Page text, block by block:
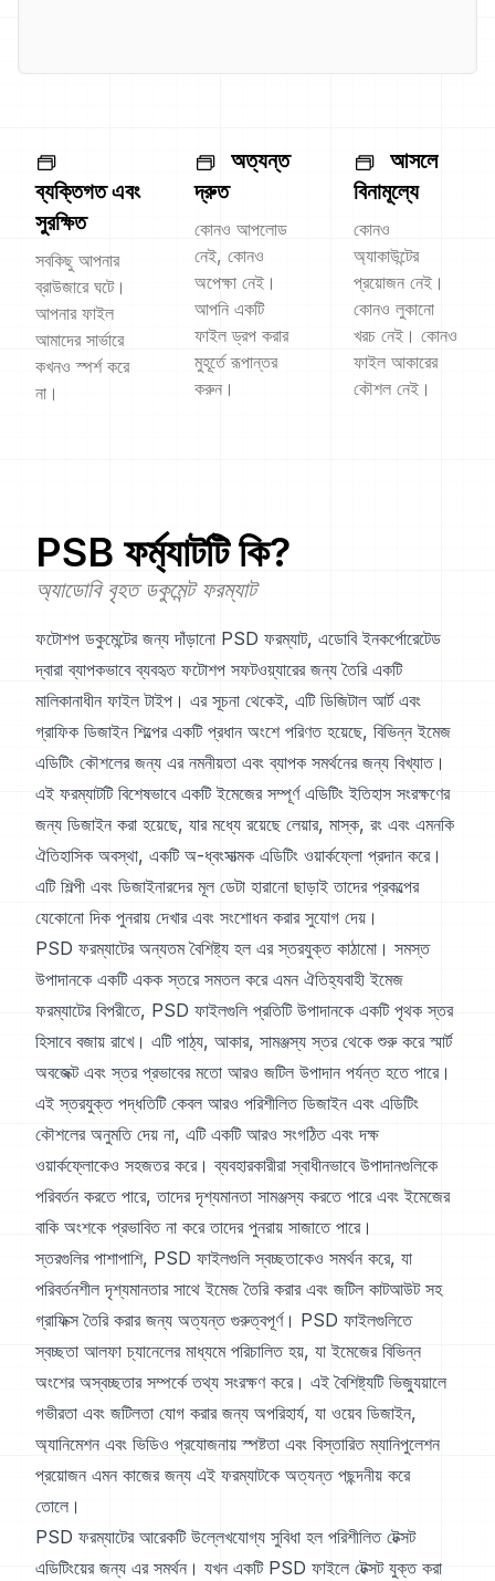
ব্যক্তিগত এবং
সুরক্ষিত
সবকিছু আপনার
ব্রাউজারে ঘটে।
আপনার ফাইল
আমাদের সার্ভারে
কখনও স্পর্শ করে
না।
অত্যন্ত
দ্রুত
কোনও আপলোড
নেই, কোনও
অপেক্ষা নেই।
আপনি একটি
ফাইল ড্রপ করার
মুহূর্তে রূপান্তর
করুন।
আসলে
বিনামূল্যে
কোনও
অ্যাকাউন্টের
প্রয়োজন নেই।
কোনও লুকানো
খরচ নেই। কোনও
ফাইল আকারের
কৌশল নেই।
PSB ফর্ম্যাটটি কি?
অ্যাডোবি বৃহত ডকুমেন্ট ফরম্যাট
ফটোশপ ডকুমেন্টের জন্য দাঁড়ানো PSD ফরম্যাট, এডোবি ইনকর্পোরেটেড
দ্বারা ব্যাপকভাবে ব্যবহৃত ফটোশপ সফটওয়্যারের জন্য তৈরি একটি
মালিকানাধীন ফাইল টাইপ। এর সূচনা থেকেই, এটি ডিজিটাল আর্ট এবং
গ্রাফিক ডিজাইন শিল্পের একটি প্রধান অংশে পরিণত হয়েছে, বিভিন্ন ইমেজ
এডিটিং কৌশলের জন্য এর নমনীয়তা এবং ব্যাপক সমর্থনের জন্য বিখ্যাত।
এই ফরম্যাটটি বিশেষভাবে একটি ইমেজের সম্পূর্ণ এডিটিং ইতিহাস সংরক্ষণের
জন্য ডিজাইন করা হয়েছে, যার মধ্যে রয়েছে লেয়ার, মাস্ক, রং এবং এমনকি
ঐতিহাসিক অবস্থা, একটি অ-ধ্বংসাত্মক এডিটিং ওয়ার্কফ্লো প্রদান করে।
এটি শিল্পী এবং ডিজাইনারদের মূল ডেটা হারানো ছাড়াই তাদের প্রকল্পের
যেকোনো দিক পুনরায় দেখার এবং সংশোধন করার সুযোগ দেয়।
PSD ফরম্যাটের অন্যতম বৈশিষ্ট্য হল এর স্তরযুক্ত কাঠামো। সমস্ত
উপাদানকে একটি একক স্তরে সমতল করে এমন ঐতিহ্যবাহী ইমেজ
ফরম্যাটের বিপরীতে, PSD ফাইলগুলি প্রতিটি উপাদানকে একটি পৃথক স্তর
হিসাবে বজায় রাখে। এটি পাঠ্য, আকার, সামঞ্জস্য স্তর থেকে শুরু করে স্মার্ট
অবজেক্ট এবং স্তর প্রভাবের মতো আরও জটিল উপাদান পর্যন্ত হতে পারে।
এই স্তরযুক্ত পদ্ধতিটি কেবল আরও পরিশীলিত ডিজাইন এবং এডিটিং
কৌশলের অনুমতি দেয় না, এটি একটি আরও সংগঠিত এবং দক্ষ
ওয়ার্কফ্লোকেও সহজতর করে। ব্যবহারকারীরা স্বাধীনভাবে উপাদানগুলিকে
পরিবর্তন করতে পারে, তাদের দৃশ্যমানতা সামঞ্জস্য করতে পারে এবং ইমেজের
বাকি অংশকে প্রভাবিত না করে তাদের পুনরায় সাজাতে পারে।
স্তরগুলির পাশাপাশি, PSD ফাইলগুলি স্বচ্ছতাকেও সমর্থন করে, যা
পরিবর্তনশীল দৃশ্যমানতার সাথে ইমেজ তৈরি করার এবং জটিল কাটআউট সহ
গ্রাফিক্স তৈরি করার জন্য অত্যন্ত গুরুত্বপূর্ণ। PSD ফাইলগুলিতে
স্বচ্ছতা আলফা চ্যানেলের মাধ্যমে পরিচালিত হয়, যা ইমেজের বিভিন্ন
অংশের অস্বচ্ছতার সম্পর্কে তথ্য সংরক্ষণ করে। এই বৈশিষ্ট্যটি ভিজ্যুয়ালে
গভীরতা এবং জটিলতা যোগ করার জন্য অপরিহার্য, যা ওয়েব ডিজাইন,
অ্যানিমেশন এবং ভিডিও প্রযোজনায় স্পষ্টতা এবং বিস্তারিত ম্যানিপুলেশন
প্রয়োজন এমন কাজের জন্য এই ফরম্যাটকে অত্যন্ত পছন্দনীয় করে
তোলে।
PSD ফরম্যাটের আরেকটি উল্লেখযোগ্য সুবিধা হল পরিশীলিত টেক্সট
এডিটিংয়ের জন্য এর সমর্থন। যখন একটি PSD ফাইলে টেক্সট যুক্ত করা